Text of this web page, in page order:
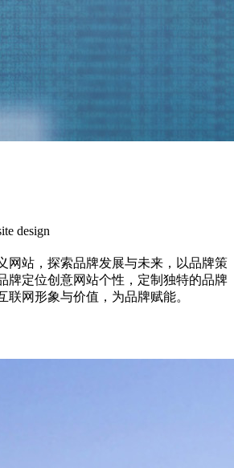
design
网站，探索品牌发展与未来，以品牌策
牌定位创意网站个性，定制独特的品牌
联网形象与价值，为品牌赋能。